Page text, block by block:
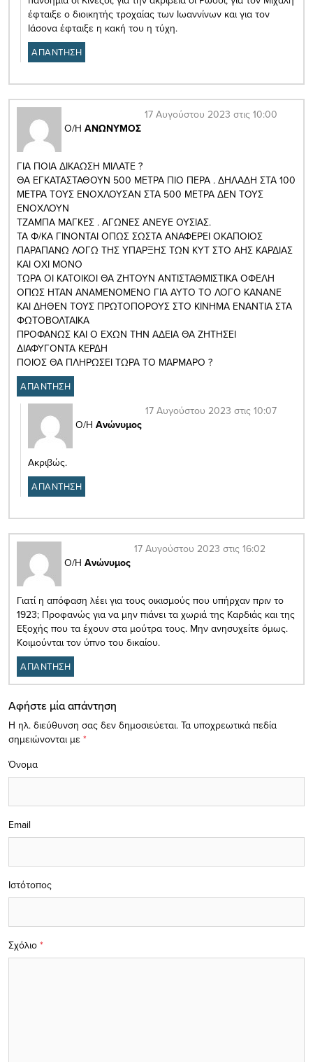
έφταιξε ο διοικητής τροχαίας των Ιωαννίνων και για τον
Ιάσονα έφταιξε η κακή του η τύχη.
ΑΠΑΝΤΗΣΗ
Ο/Η ΑΝΩΝΥΜΟΣ
17 Αυγούστου 2023 στις 10:00
ΓΙΑ ΠΟΙΑ ΔΙΚΑΩΣΗ ΜΙΛΑΤΕ ?
ΘΑ ΕΓΚΑΤΑΣΤΑΘΟΥΝ 500 ΜΕΤΡΑ ΠΙΟ ΠΕΡΑ . ΔΗΛΑΔΗ ΣΤΑ 100
ΜΕΤΡΑ ΤΟΥΣ ΕΝΟΧΛΟΥΣΑΝ ΣΤΑ 500 ΜΕΤΡΑ ΔΕΝ ΤΟΥΣ
ΕΝΟΧΛΟΥΝ
ΤΖΑΜΠΑ ΜΑΓΚΕΣ . ΑΓΩΝΕΣ ΑΝΕΥΕ ΟΥΣΙΑΣ.
ΤΑ Φ/ΚΑ ΓΙΝΟΝΤΑΙ ΟΠΩΣ ΣΩΣΤΑ ΑΝΑΦΕΡΕΙ ΟΚΑΠΟΙΟΣ
ΠΑΡΑΠΑΝΩ ΛΟΓΩ ΤΗΣ ΥΠΑΡΞΗΣ ΤΩΝ ΚΥΤ ΣΤΟ ΑΗΣ ΚΑΡΔΙΑΣ
ΚΑΙ ΟΧΙ ΜΟΝΟ
ΤΩΡΑ ΟΙ ΚΑΤΟΙΚΟΙ ΘΑ ΖΗΤΟΥΝ ΑΝΤΙΣΤΑΘΜΙΣΤΙΚΑ ΟΦΕΛΗ
ΟΠΩΣ ΗΤΑΝ ΑΝΑΜΕΝΟΜΕΝΟ ΓΙΑ ΑΥΤΟ ΤΟ ΛΟΓΟ ΚΑΝΑΝΕ
ΚΑΙ ΔΗΘΕΝ ΤΟΥΣ ΠΡΩΤΟΠΟΡΟΥΣ ΣΤΟ ΚΙΝΗΜΑ ΕΝΑΝΤΙΑ ΣΤΑ
ΦΩΤΟΒΟΛΤΑΙΚΑ
ΠΡΟΦΑΝΩΣ ΚΑΙ Ο ΕΧΩΝ ΤΗΝ ΑΔΕΙΑ ΘΑ ΖΗΤΗΣΕΙ
ΔΙΑΦΥΓΟΝΤΑ ΚΕΡΔΗ
ΠΟΙΟΣ ΘΑ ΠΛΗΡΩΣΕΙ ΤΩΡΑ ΤΟ ΜΑΡΜΑΡΟ ?
ΑΠΑΝΤΗΣΗ
Ο/Η Ανώνυμος
17 Αυγούστου 2023 στις 10:07
Ακριβώς.
ΑΠΑΝΤΗΣΗ
Ο/Η Ανώνυμος
17 Αυγούστου 2023 στις 16:02
Γιατί η απόφαση λέει για τους οικισμούς που υπήρχαν πριν το
1923; Προφανώς για να μην πιάνει τα χωριά της Καρδιάς και της
Εξοχής που τα έχουν στα μούτρα τους. Μην ανησυχείτε όμως.
Κοιμούνται τον ύπνο του δικαίου.
ΑΠΑΝΤΗΣΗ
Αφήστε μία απάντηση
Η ηλ. διεύθυνση σας δεν δημοσιεύεται. Τα υποχρεωτικά πεδία
σημειώνονται με *
Σχόλιο *
Όνομα
Email
Ιστότοπος